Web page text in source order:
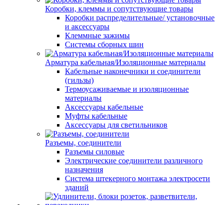
Коробки, клеммы и сопутствующие товары
Коробки распределительные/ установочные
и аксессуары
Клеммные зажимы
Системы сборных шин
Арматура кабельная/Изоляционные материалы
Кабельные наконечники и соединители
(гильзы)
Термоусаживаемые и изоляционные
материалы
Аксессуары кабельные
Муфты кабельные
Аксессуары для светильников
Разъемы, соединители
Разъемы силовые
Электрические соединители различного
назначения
Система штекерного монтажа электросети
зданий